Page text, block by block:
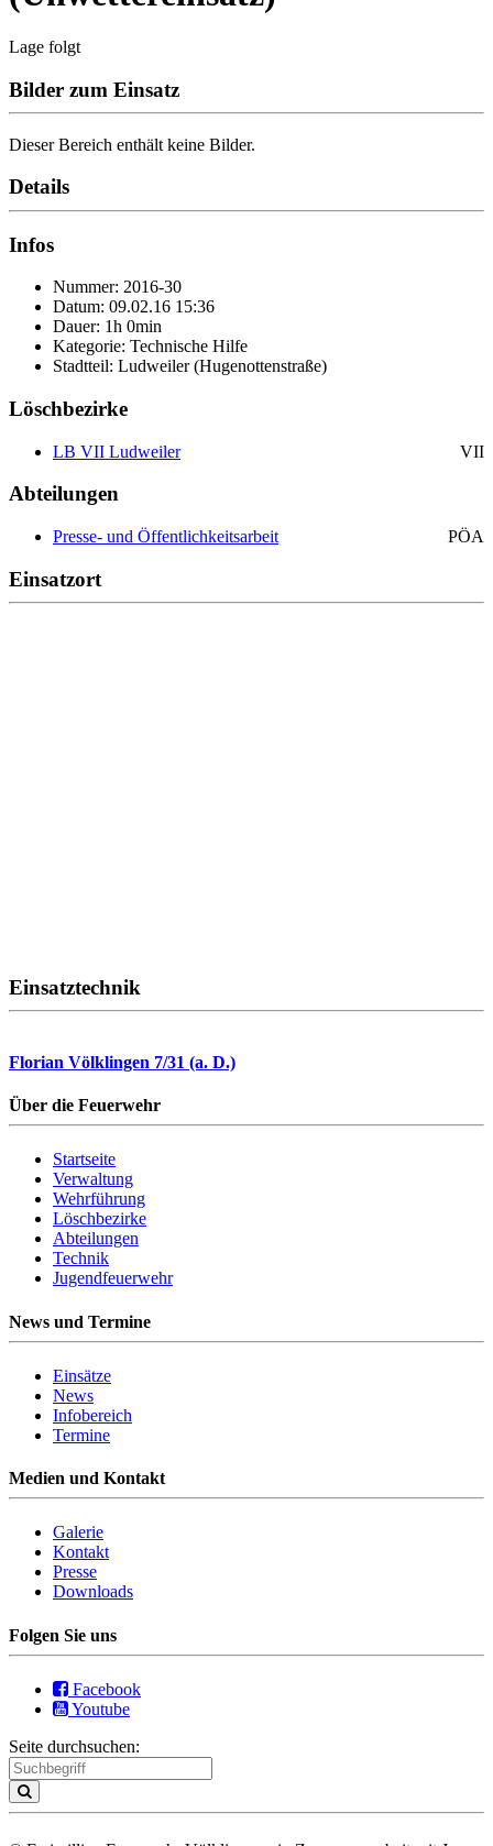
Lage folgt
Bilder zum Einsatz
Dieser Bereich enthält keine Bilder.
Details
Infos
Nummer: 2016-30
Datum: 09.02.16 15:36
Dauer: 1h 0min
Kategorie: Technische Hilfe
Stadtteil: Ludweiler (Hugenottenstraße)
Löschbezirke
LB VII Ludweiler VII
Abteilungen
Presse- und Öffentlichkeitsarbeit PÖA
Einsatzort
Einsatztechnik
Florian Völklingen 7/31 (a. D.)
Über die Feuerwehr
Startseite
Verwaltung
Wehrführung
Löschbezirke
Abteilungen
Technik
Jugendfeuerwehr
News und Termine
Einsätze
News
Infobereich
Termine
Medien und Kontakt
Galerie
Kontakt
Presse
Downloads
Folgen Sie uns
Facebook
Youtube
Seite durchsuchen: